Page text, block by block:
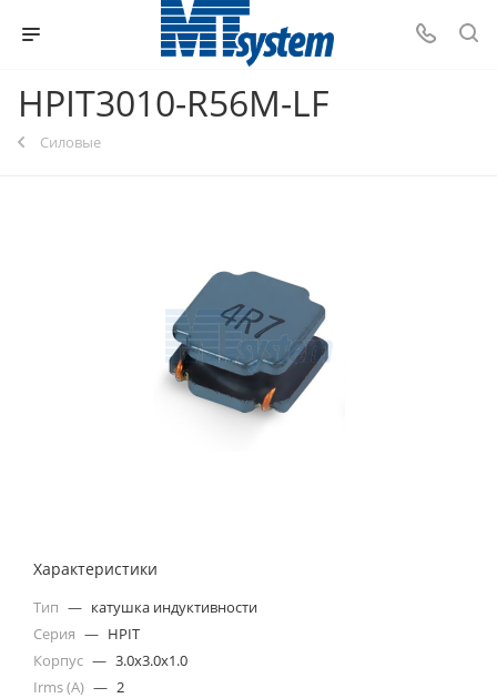
HPIT3010-R56M-LF
Силовые
Характеристики
Тип — катушка индуктивности
Серия — HPIT
Корпус — 3.0x3.0x1.0
Irms (A) — 2